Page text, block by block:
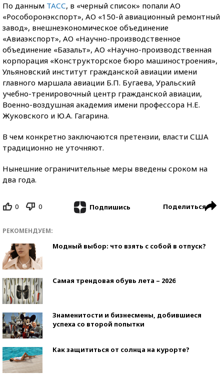
По данным ТАСС, в «черный список» попали АО
«Рособоронэкспорт», АО «150-й авиационный ремонтный
завод», внешнеэкономическое объединение
«Авиаэкспорт», АО «Научно-производственное
объединение «Базальт», АО «Научно-производственная
корпорация «Конструкторское бюро машиностроения»,
Ульяновский институт гражданской авиации имени
главного маршала авиации Б.П. Бугаева, Уральский
учебно-тренировочный центр гражданской авиации,
Военно-воздушная академия имени профессора Н.Е.
Жуковского и Ю.А. Гагарина.
В чем конкретно заключаются претензии, власти США
традиционно не уточняют.
Нынешние ограничительные меры введены сроком на
два года.
0 0 Подпишись Поделиться
РЕКОМЕНДУЕМ:
Модный выбор: что взять с собой в отпуск?
Самая трендовая обувь лета – 2026
Знаменитости и бизнесмены, добившиеся
успеха со второй попытки
Как защититься от солнца на курорте?